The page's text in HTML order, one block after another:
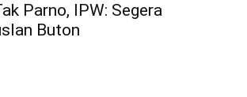
Parno, IPW: Segera
Buton